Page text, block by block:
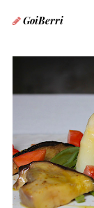
GoiBerri